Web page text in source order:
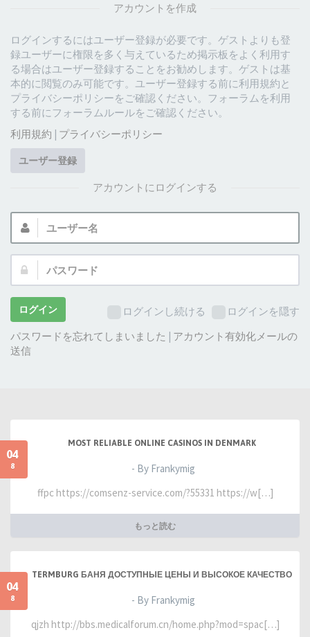
アカウントを作成
ログインするにはユーザー登録が必要です。ゲストよりも登
録ユーザーに権限を多く与えているため掲示板をよく利用す
る場合はユーザー登録することをお勧めします。ゲストは基
本的に閲覧のみ可能です。ユーザー登録する前に利用規約と
プライバシーポリシーをご確認ください。フォーラムを利用
する前にフォーラムルールをご確認ください。
利用規約 | プライバシーポリシー
ユーザー登録
アカウントにログインする
ユ
ザ
名:
ド:
ログインし続ける ログインを隠す
ログイン
パスワードを忘れてしまいました | アカウント有効化メールの
送信
04
8
MOST RELIABLE ONLINE CASINOS IN DENMARK
- By Frankymig
ffpc https://comsenz-service.com/?55331 https://w[…]
もっと読む
04
8
TERMBURG БАНЯ ДОСТУПНЫЕ ЦЕНЫ И ВЫСОКОЕ КАЧЕСТВО
- By Frankymig
qjzh http://bbs.medicalforum.cn/home.php?mod=spac[…]